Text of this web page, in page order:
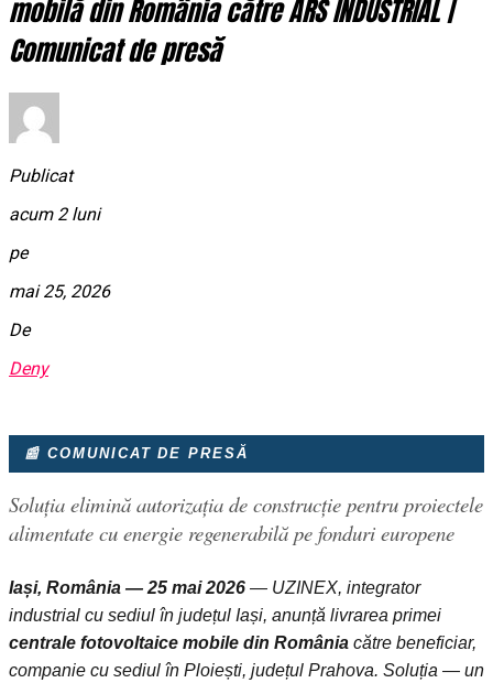
mobilă din România către ARS INDUSTRIAL |
Comunicat de presă
Publicat
acum 2 luni
pe
mai 25, 2026
De
Deny
📰 COMUNICAT DE PRESĂ
Soluția elimină autorizația de construcție pentru proiectele
alimentate cu energie regenerabilă pe fonduri europene
Iași, România — 25 mai 2026 — UZINEX, integrator
industrial cu sediul în județul Iași, anunță livrarea primei
centrale fotovoltaice mobile din România către beneficiar,
companie cu sediul în Ploiești, județul Prahova. Soluția — un